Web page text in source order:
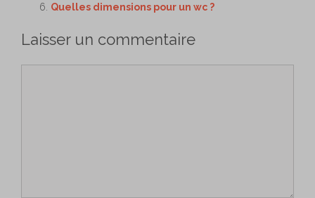
Quelles dimensions pour un wc ?
Laisser un commentaire